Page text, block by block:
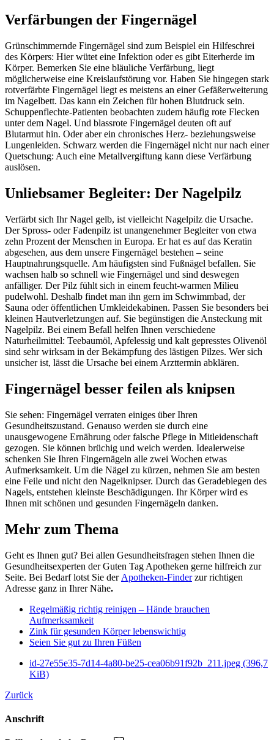
Verfärbungen der Fingernägel
Grünschimmernde Fingernägel sind zum Beispiel ein Hilfeschrei
des Körpers: Hier wütet eine Infektion oder es gibt Eiterherde im
Körper. Bemerken Sie eine bläuliche Verfärbung, liegt
möglicherweise eine Kreislaufstörung vor. Haben Sie hingegen stark
rotverfärbte Fingernägel liegt es meistens an einer Gefäßerweiterung
im Nagelbett. Das kann ein Zeichen für hohen Blutdruck sein.
Schuppenflechte-Patienten beobachten zudem häufig rote Flecken
unter dem Nagel. Und blassrote Fingernägel deuten oft auf
Blutarmut hin. Oder aber ein chronisches Herz- beziehungsweise
Lungenleiden. Schwarz werden die Fingernägel nicht nur nach einer
Quetschung: Auch eine Metallvergiftung kann diese Verfärbung
auslösen.
Unliebsamer Begleiter: Der Nagelpilz
Verfärbt sich Ihr Nagel gelb, ist vielleicht Nagelpilz die Ursache.
Der Spross- oder Fadenpilz ist unangenehmer Begleiter von etwa
zehn Prozent der Menschen in Europa. Er hat es auf das Keratin
abgesehen, aus dem unsere Fingernägel bestehen – seine
Hauptnahrungsquelle. Am häufigsten sind Fußnägel befallen. Sie
wachsen halb so schnell wie Fingernägel und sind deswegen
anfälliger. Der Pilz fühlt sich in einem feucht-warmen Milieu
pudelwohl. Deshalb findet man ihn gern im Schwimmbad, der
Sauna oder öffentlichen Umkleidekabinen. Passen Sie besonders bei
kleinen Hautverletzungen auf. Sie begünstigen die Ansteckung mit
Nagelpilz. Bei einem Befall helfen Ihnen verschiedene
Naturheilmittel: Teebaumöl, Apfelessig und kalt gepresstes Olivenöl
sind sehr wirksam in der Bekämpfung des lästigen Pilzes. Wer sich
unsicher ist, lässt die Ursache bei einem Arzttermin abklären.
Fingernägel besser feilen als knipsen
Sie sehen: Fingernägel verraten einiges über Ihren
Gesundheitszustand. Genauso werden sie durch eine
unausgewogene Ernährung oder falsche Pflege in Mitleidenschaft
gezogen. Sie können brüchig und weich werden. Idealerweise
schenken Sie Ihren Fingernägeln alle zwei Wochen etwas
Aufmerksamkeit. Um die Nägel zu kürzen, nehmen Sie am besten
eine Feile und nicht den Nagelknipser. Durch das Geradebiegen des
Nagels, entstehen kleinste Beschädigungen. Ihr Körper wird es
Ihnen mit schönen und gesunden Fingernägeln danken.
Mehr zum Thema
Geht es Ihnen gut? Bei allen Gesundheitsfragen stehen Ihnen die
Gesundheitsexperten der Guten Tag Apotheken gerne hilfreich zur
Seite. Bei Bedarf lotst Sie der Apotheken-Finderzur richtigen
Adresse ganz in Ihrer Nähe.
Regelmäßig richtig reinigen – Hände brauchen
Aufmerksamkeit
Zink für gesunden Körper lebenswichtig
Seien Sie gut zu Ihren Füßen
id-27e55e35-7d14-4a80-be25-cea06b91f92b_211.jpeg (396,7
KiB)
Zurück
Anschrift